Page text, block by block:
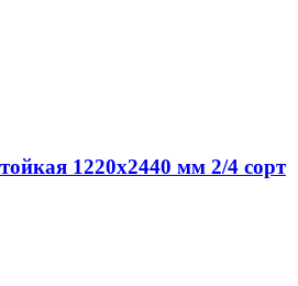
1220х2440 мм 2/4 сорт